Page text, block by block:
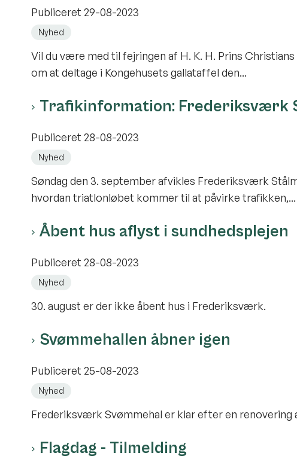
Publiceret 29-08-2023
Nyhed
Vil du være med til fejringen af H. K. H. Prins
om at deltage i Kongehusets gallataffel den...
Trafikinformation: Frederiksværk
Publiceret 28-08-2023
Nyhed
Søndag den 3. september afvikles Frederiksværk
hvordan triatlonløbet kommer til at påvirke trafikken,...
Åbent hus aflyst i sundhedsplejen
Publiceret 28-08-2023
Nyhed
30. august er der ikke åbent hus i Frederiksværk.
Svømmehallen åbner igen
Publiceret 25-08-2023
Nyhed
Frederiksværk Svømmehal er klar efter en
Flagdag - Tilmelding